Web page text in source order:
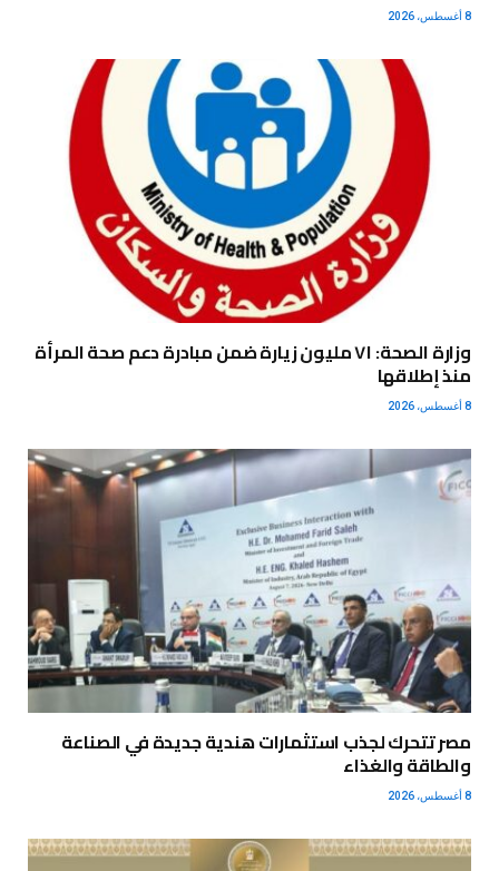
8 أغسطس، 2026
وزارة الصحة: ٧١ مليون زيارة ضمن مبادرة دعم صحة المرأة
منذ إطلاقها
8 أغسطس، 2026
مصر تتحرك لجذب استثمارات هندية جديدة في الصناعة
والطاقة والغذاء
8 أغسطس، 2026